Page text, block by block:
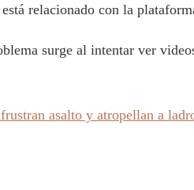
relacionado con la
surge al intentar ver
asalto y atropellan a